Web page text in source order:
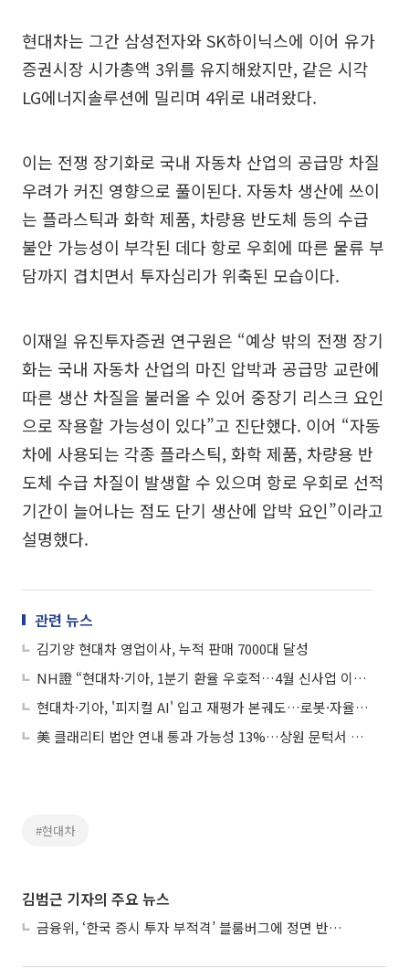
현대차는 그간 삼성전자와 SK하이닉스에 이어 유가
증권시장 시가총액 3위를 유지해왔지만, 같은 시각
LG에너지솔루션에 밀리며 4위로 내려왔다.
이는 전쟁 장기화로 국내 자동차 산업의 공급망 차질
우려가 커진 영향으로 풀이된다. 자동차 생산에 쓰이
는 플라스틱과 화학 제품, 차량용 반도체 등의 수급
불안 가능성이 부각된 데다 항로 우회에 따른 물류 부
담까지 겹치면서 투자심리가 위축된 모습이다.
이재일 유진투자증권 연구원은 “예상 밖의 전쟁 장기
화는 국내 자동차 산업의 마진 압박과 공급망 교란에
따른 생산 차질을 불러올 수 있어 중장기 리스크 요인
으로 작용할 가능성이 있다”고 진단했다. 이어 “자동
차에 사용되는 각종 플라스틱, 화학 제품, 차량용 반
도체 수급 차질이 발생할 수 있으며 항로 우회로 선적
기간이 늘어나는 점도 단기 생산에 압박 요인”이라고
설명했다.
관련 뉴스
김기양 현대차 영업이사, 누적 판매 7000대 달성
NH證 “현대차·기아, 1분기 환율 우호적…4월 신사업 이벤트도 주목”
현대차·기아, '피지컬 AI' 입고 재평가 본궤도…로봇·자율주행이 성장 견인
美 클래리티 법안 연내 통과 가능성 13%…상원 문턱서 제동
#현대차
김범근 기자의 주요 뉴스
금융위, ‘한국 증시 투자 부적격’ 블룸버그에 정면 반박…“근거 불분명”